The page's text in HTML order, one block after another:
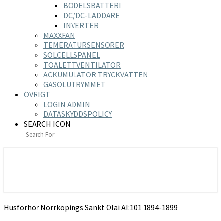
BODELSBATTERI
DC/DC-LADDARE
INVERTER
MAXXFAN
TEMERATURSENSORER
SOLCELLSPANEL
TOALETTVENTILATOR
ACKUMULATOR TRYCKVATTEN
GASOLUTRYMMET
ÖVRIGT
LOGIN ADMIN
DATASKYDDSPOLICY
SEARCH ICON
Husförhör Norrköpings Sankt Olai AI:101 1894-1899